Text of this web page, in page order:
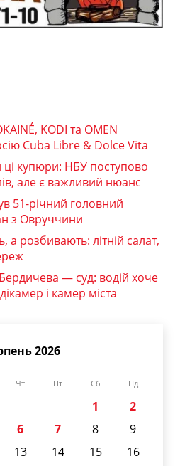
KODI та OMEN
Cuba Libre & Dolce Vita
ці купюри: НБУ поступово
але є важливий нюанс
51-річний головний
з Овруччини
а розбивають: літній салат,
— суд: водій хоче
і камер міста
2026
Чт Пт Сб Нд
1
2
6 7 8
9
13 14 15
16